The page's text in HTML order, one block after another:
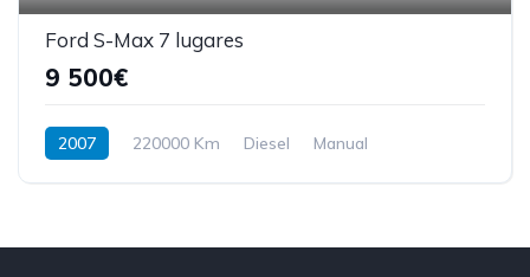
Ford S-Max 7 lugares
9 500€
2007 220000 Km Diesel Manual